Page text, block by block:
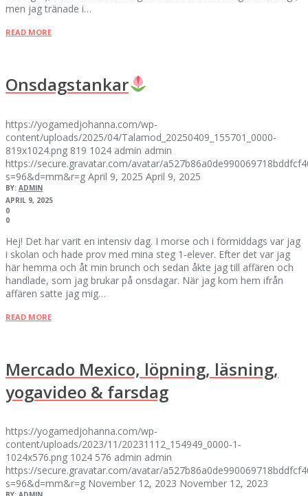
men jag tränade i…
READ MORE
Onsdagstankar
https://yogamedjohanna.com/wp-
content/uploads/2025/04/Talamod_20250409_155701_0000-
819x1024.png 819 1024 admin admin
https://secure.gravatar.com/avatar/
s=96&d=mm&r=g April 9, 2025 April 9, 2025
BY: ADMIN
APRIL 9, 2025
0
0
Hej! Det har varit en intensiv dag. I morse och i förmiddags var jag
i skolan och hade prov med mina steg 1-elever. Efter det var jag
här hemma och åt min brunch och sedan åkte jag till affären och
handlade, som jag brukar på onsdagar. När jag kom hem ifrån
affären satte jag mig…
READ MORE
Mercado Mexico, löpning, läsning,
yogavideo & farsdag
https://yogamedjohanna.com/wp-
content/uploads/2023/11/20231112_154949_0000-1-
1024x576.png 1024 576 admin admin
https://secure.gravatar.com/avatar/
s=96&d=mm&r=g November 12, 2023 November 12, 2023